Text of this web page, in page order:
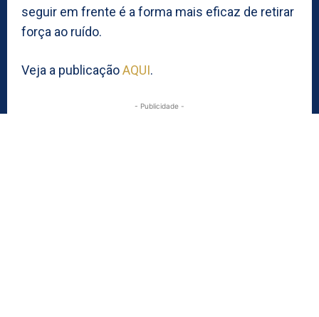
seguir em frente é a forma mais eficaz de retirar
força ao ruído.
Veja a publicaçãoAQUI.
- Publicidade -